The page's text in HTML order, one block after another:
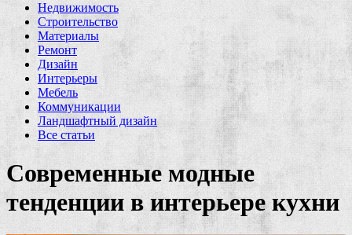
Недвижимость
Строительство
Материалы
Ремонт
Дизайн
Интерьеры
Мебель
Коммуникации
Ландшафтный дизайн
Все статьи
Современные модные
тенденции в интерьере кухни